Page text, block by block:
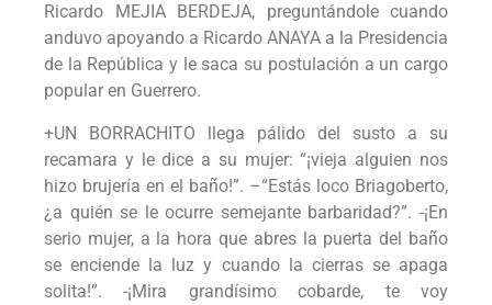
Ricardo MEJIA BERDEJA, preguntándole cuando
anduvo apoyando a Ricardo ANAYA a la Presidencia
de la República y le saca su postulación a un cargo
popular en Guerrero.
+UN BORRACHITO llega pálido del susto a su
recamara y le dice a su mujer: “¡vieja alguien nos
hizo brujería en el baño!”. –“Estás loco Briagoberto,
¿a quién se le ocurre semejante barbaridad?”. -¡En
serio mujer, a la hora que abres la puerta del baño
se enciende la luz y cuando la cierras se apaga
solita!”. -¡Mira grandísimo cobarde, te voy